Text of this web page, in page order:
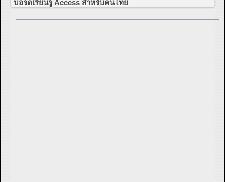
บอร์ดเรียนรู้ Access สำหรับคนไทย